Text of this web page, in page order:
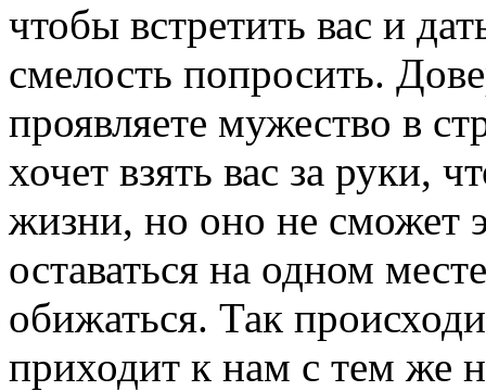
чтобы встретить вас и
смелость попросить.
проявляете мужество в
хочет взять вас за руки,
жизни, но оно не сможет
оставаться на одном
обижаться. Так
приходит к нам с тем же